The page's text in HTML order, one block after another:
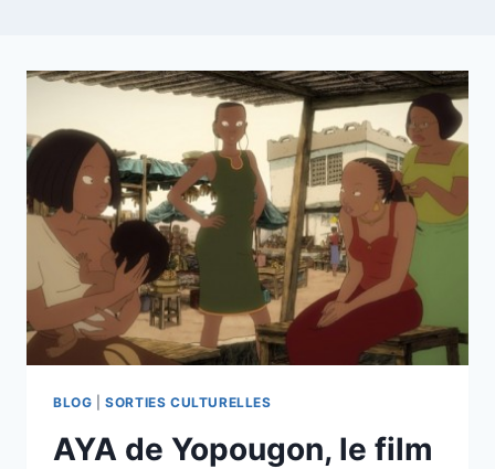
BLOG |SORTIES CULTURELLES
AYA de Yopougon, le film